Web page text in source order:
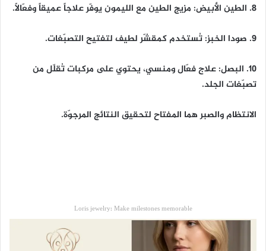
8. الطين الأبيض: مزيج الطين مع الليمون يوفّر علاجاً عميقاً وفعّالاً.
9. صودا الخبز: تُستخدم كمقشّر لطيف لتفتيح التصبّغات.
10. البصل: علاج فعّال ومنسي، يحتوي على مركبات تُقلّل من
تصبّغات الجلد.
الانتظام والصبر هما المفتاح لتحقيق النتائج المرجوّة.
Loris jewelry: Make milestones memorable